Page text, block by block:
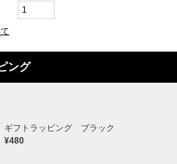
ング
ギフトラッピング ブラック
¥480